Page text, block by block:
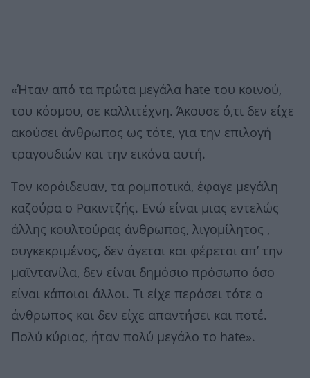
«Ήταν από τα πρώτα μεγάλα hate του κοινού,
του κόσμου, σε καλλιτέχνη. Άκουσε ό,τι δεν είχε
ακούσει άνθρωπος ως τότε, για την επιλογή
τραγουδιών και την εικόνα αυτή.
Τον κορόιδευαν, τα ρομποτικά, έφαγε μεγάλη
καζούρα ο Ρακιντζής. Ενώ είναι μιας εντελώς
άλλης κουλτούρας άνθρωπος, λιγομίλητος ,
συγκεκριμένος, δεν άγεται και φέρεται απ’ την
μαϊντανίλα, δεν είναι δημόσιο πρόσωπο όσο
είναι κάποιοι άλλοι. Τι είχε περάσει τότε ο
άνθρωπος και δεν είχε απαντήσει και ποτέ.
Πολύ κύριος, ήταν πολύ μεγάλο το hate».